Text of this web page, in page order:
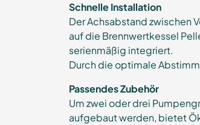
Schnelle Installation
Der Achsabstand zwischen
auf die Brennwertkessel
serienmäßig integriert.
Durch die optimale
Passendes Zubehör
Um zwei oder drei
aufgebaut werden, bietet